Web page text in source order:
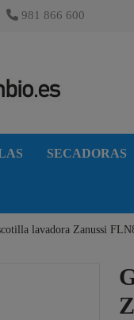
981 866 600
SECADORAS
lavadora Zanussi